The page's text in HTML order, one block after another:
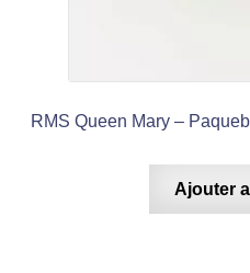
RMS Queen Mary –
Ajouter